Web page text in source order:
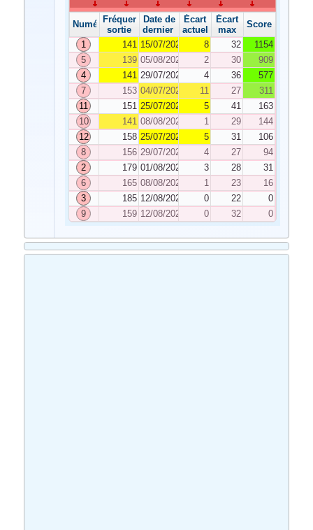
NuméroFréquence de
sortie
Date de
dernier tirage
Écart
actuel
Écart
max
Score
1
141 15/07/2025 8 32
1154
5
139 05/08/2025 2 30
909
4
141 29/07/2025 4 36
577
7
153 04/07/2025 11 27
311
11
151 25/07/2025 5 41
163
10
141 08/08/2025 1 29
144
12
158 25/07/2025 5 31
106
8
156 29/07/2025 4 27
94
2
179 01/08/2025 3 28
31
6
165 08/08/2025 1 23
16
3
185 12/08/2025 0 22
0
9
159 12/08/2025 0 32 0